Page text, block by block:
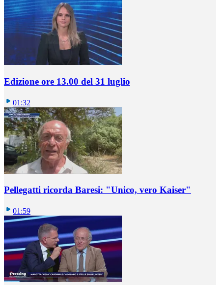
Edizione ore 13.00 del 31 luglio
01:32
Pellegatti ricorda Baresi: "Unico, vero Kaiser"
01:59